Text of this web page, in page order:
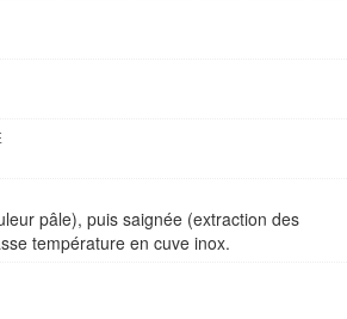
pâle), puis saignée (extraction des
température en cuve inox.